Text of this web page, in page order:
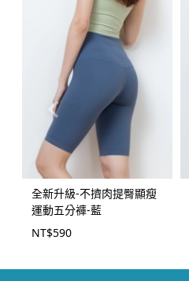
全新升級-不擠肉提臀顯瘦
運動五分褲-藍
NT$590